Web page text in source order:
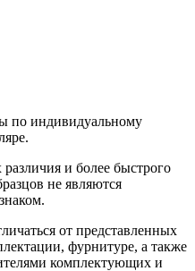
по индивидуальному
и более быстрого
не являются
от представленных
фурнитуре, а также
комплектующих и